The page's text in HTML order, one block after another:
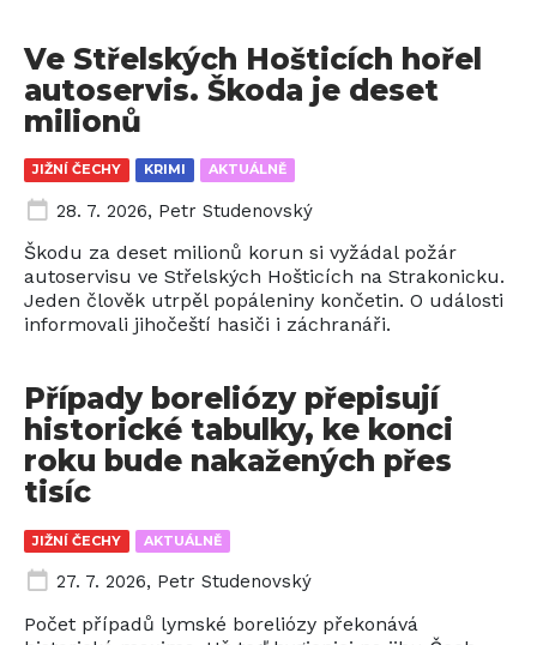
JIŽNÍ ČECHY KRIMI AKTUÁLNĚ
Ve Střelských Hošticích hořel
autoservis. Škoda je deset
milionů
28. 7. 2026, Petr Studenovský
Škodu za deset milionů korun si vyžádal požár
autoservisu ve Střelských Hošticích na Strakonicku.
Jeden člověk utrpěl popáleniny končetin. O události
informovali jihočeští hasiči i záchranáři.
JIŽNÍ ČECHY AKTUÁLNĚ
Případy boreliózy přepisují
historické tabulky, ke konci
roku bude nakažených přes
tisíc
27. 7. 2026, Petr Studenovský
Počet případů lymské boreliózy překonává